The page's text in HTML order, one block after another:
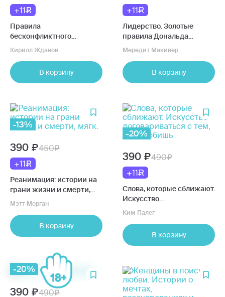
+11
Правила
бесконфликтного
общения
Кирилл Жданов
В корзину
+11
Лидерство. Золотые
правила Дональда
Трампа
Мередит Макивер
В корзину
-13%
390
450
+11
Реанимация: истории на
грани жизни и смерти,
мягк.
Мэтт Морган
В корзину
-20%
390
490
+11
Слова, которые сближают.
Искусство
договариваться с тем,
Ким Палег
В корзину
-20%
390 490